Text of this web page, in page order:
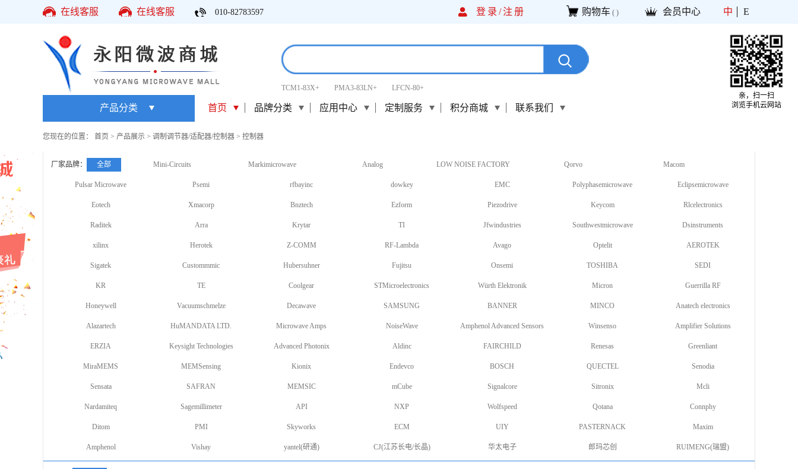
在线客服 在线客服 010-82783597 登录/注册 购物车 ( ) 会员中心 中 E
TCM1-83X+ PMA3-83LN+ LFCN-80+
产品分类 首页 品牌分类 应用中心 定制服务 积分商城 联系我们
您现在的位置： 首页 > 产品展示 > 调制调节器/适配器/控制器 > 控制器
厂家品牌： 全部 Mini-Circuits Markimicrowave Analog LOW NOISE FACTORY Qorvo Macom
Pulsar Microwave Psemi rfbayinc dowkey EMC Polyphasemicrowave Eclipsemicrowave
Eotech Xmacorp Bnztech Ezform Piezodrive Keycom Rlcelectronics
Raditek Arra Krytar TI Jfwindustries Southwestmicrowave Dsinstruments
xilinx Herotek Z-COMM RF-Lambda Avago Optelit AEROTEK
Sigatek Custommmic Hubersuhner Fujitsu Onsemi TOSHIBA SEDI
KR TE Coolgear STMicroelectronics Würth Elektronik Micron Guerrilla RF
Honeywell Vacuumschmelze Decawave SAMSUNG BANNER MINCO Anatech electronics
Alazartech HuMANDATA LTD. Microwave Amps NoiseWave Amphenol Advanced Sensors Winsenso Amplifier Solutions
ERZIA Keysight Technologies Advanced Photonix Aldinc FAIRCHILD Renesas Greenliant
MiraMEMS MEMSensing Kionix Endevco BOSCH QUECTEL Senodia
Sensata SAFRAN MEMSIC mCube Signalcore Sitronix Mcli
Nardamiteq Sagemillimeter API NXP Wolfspeed Qotana Connphy
Ditom PMI Skyworks ECM UIY PASTERNACK Maxim
Amphenol Vishay yantel(研通) CJ(江苏长电/长晶) 华太电子 郎玛芯创 RUIMENG(瑞盟)
亲，扫一扫
浏览手机云网站